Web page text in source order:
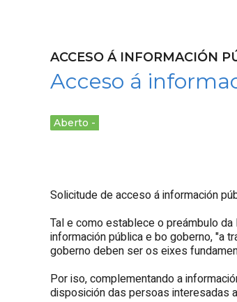
ACCESO Á INFORMACIÓN
Acceso á
Aberto
Solicitude de acceso á información
Tal e como establece o preámbulo
información pública e bo goberno, "a
goberno deben ser os eixes
Por iso, complementando a
disposición das persoas interesadas